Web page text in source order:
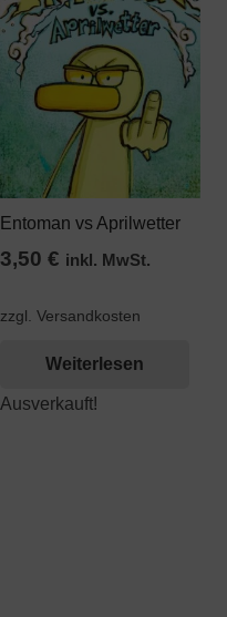
Entoman vs Aprilwetter
3,50€ inkl. MwSt.
zzgl. Versandkosten
Weiterlesen
Ausverkauft!